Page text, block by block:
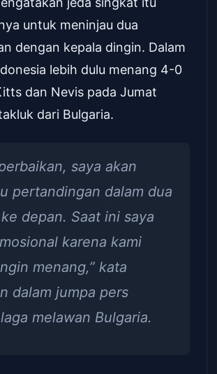
untuk meninjau dua
dengan kepala dingin. Dalam
lebih dulu menang 4-0
dan Nevis pada Jumat
dari Bulgaria.
saya akan
pertandingan dalam dua
depan. Saat ini saya
karena kami
menang,” kata
dalam jumpa pers
melawan Bulgaria.